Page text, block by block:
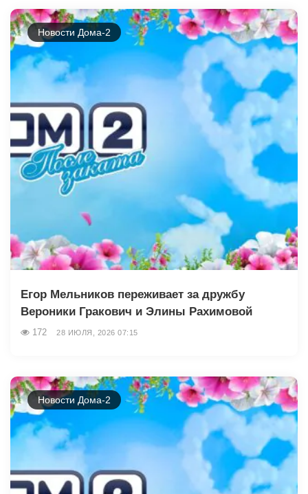
Новости Дома-2
Егор Мельников переживает за дружбу
Вероники Гракович и Элины Рахимовой
172 28 ИЮЛЯ, 2026 07:15
Новости Дома-2